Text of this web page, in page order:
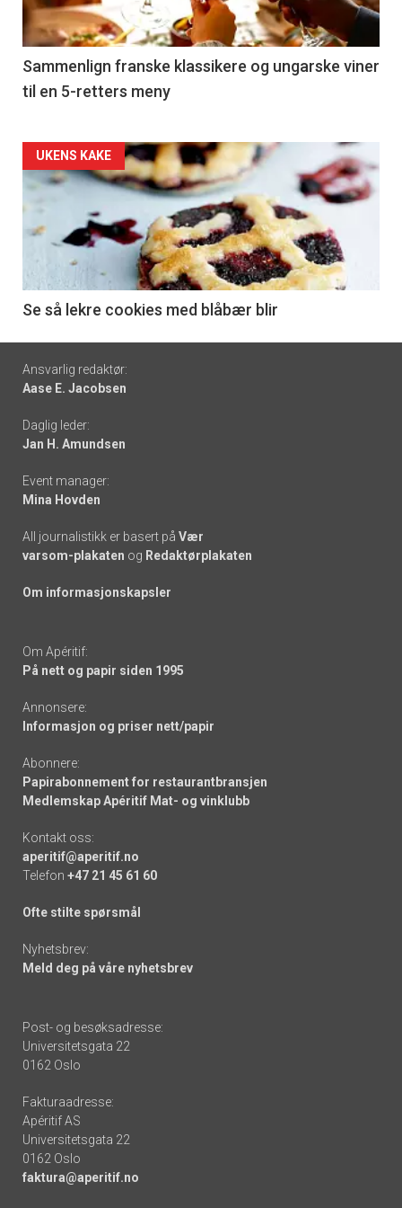
-
5
Sammenlign franske klassikere og ungarske viner
til en 5-retters meny
Forsiden
akkurat
nå
6
UKENS KAKE
Se så lekre cookies med blåbær blir
Footer
-
links
Ansvarlig redaktør:
Aase E. Jacobsen
Daglig leder:
Jan H. Amundsen
Event manager:
Mina Hovden
All journalistikk er basert på Vær
varsom-plakaten og Redaktørplakaten
Om informasjonskapsler
Om Apéritif:
På nett og papir siden 1995
Annonsere:
Informasjon og priser nett/papir
Abonnere:
Papirabonnement for restaurantbransjen
Medlemskap Apéritif Mat- og vinklubb
Kontakt oss:
aperitif@aperitif.no
Telefon +47 21 45 61 60
Ofte stilte spørsmål
Nyhetsbrev:
Meld deg på våre nyhetsbrev
Post- og besøksadresse:
Universitetsgata 22
0162 Oslo
Fakturaadresse:
Apéritif AS
Universitetsgata 22
0162 Oslo
faktura@aperitif.no